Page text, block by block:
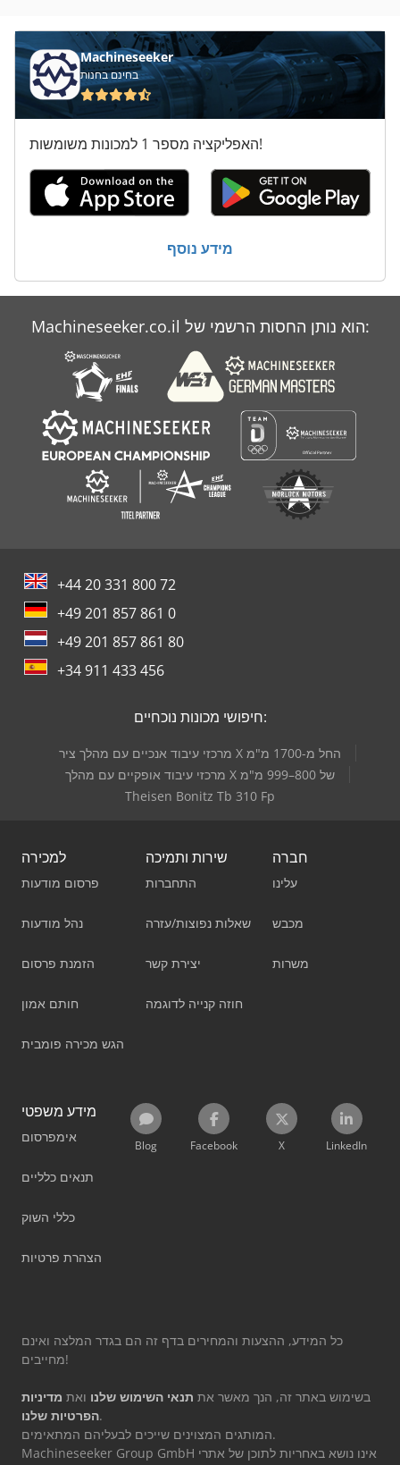
מעריך את מרחמת על המדפים
מתח טעינה
ס מ מסדרת M
קו משעמם
Machineseeker
בחינם בחנות
האפליקציה מספר 1 למכונות משומשות!
מידע נוסף
Machineseeker.co.il הוא נותן החסות הרשמי של:
+44 20 331 800 72
+49 201 857 861 0
+49 201 857 861 80
+34 911 433 456
חיפושי מכונות נוכחיים:
מרכזי עיבוד אנכיים עם מהלך ציר X החל מ-1700 מ"מ
מרכזי עיבוד אופקיים עם מהלך X של 800–999 מ"מ
Theisen Bonitz Tb 310 Fp
למכירה
פרסום מודעות
נהל מודעות
הזמנת פרסום
חותם אמון
הגש מכירה פומבית
שירות ותמיכה
התחברות
שאלות נפוצות/עזרה
יצירת קשר
חוזה קנייה לדוגמה
חברה
עלינו
מכבש
משרות
מידע משפטי
אימפרסום
תנאים כלליים
כללי השוק
הצהרת פרטיות
Blog Facebook X LinkedIn
כל המידע, ההצעות והמחירים בדף זה הם בגדר המלצה ואינם
מחייבים!
בשימוש באתר זה, הנך מאשר את תנאי השימוש שלנו ואת מדיניות
הפרטיות שלנו.
המותגים המצוינים שייכים לבעליהם המתאימים.
Machineseeker Group GmbH אינו נושא באחריות לתוכן של אתרי